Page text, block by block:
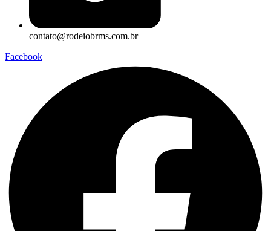
contato@rodeiobrms.com.br
Facebook